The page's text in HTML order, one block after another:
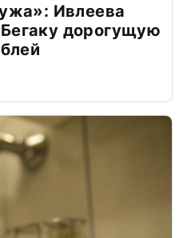
Ивлеева
дорогущую